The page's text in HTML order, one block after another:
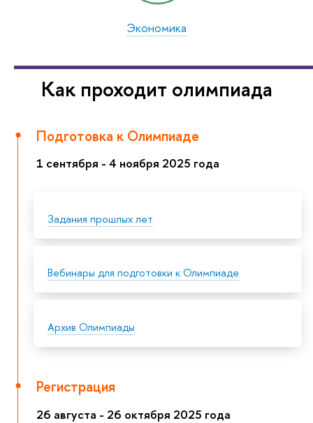
Экономика
Как проходит олимпиада
Подготовка к Олимпиаде
1 сентября - 4 ноября 2025 года
Задания прошлых лет
Вебинары для подготовки к Олимпиаде
Архив Олимпиады
Регистрация
26 августа - 26 октября 2025 года